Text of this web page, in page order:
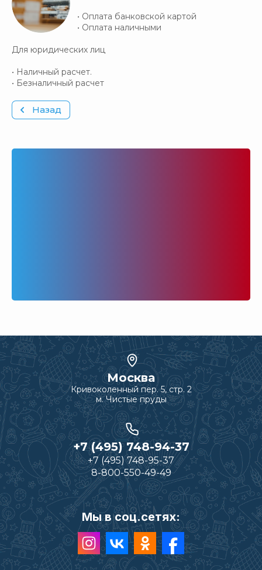
• Оплата банковской картой
• Оплата наличными
Для юридических лиц
• Наличный расчет.
• Безналичный расчет
Назад
Москва
Кривоколенный пер. 5, стр. 2
м. Чистые пруды
+7 (495) 748-94-37
+7 (495) 748-95-37
8-800-550-49-49
Мы в соц.сетях: